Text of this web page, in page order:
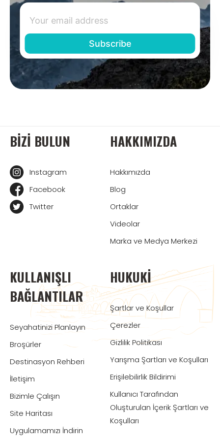
BIZI BULUN
Instagram
Facebook
Twitter
HAKKIMIZDA
Hakkımızda
Blog
Ortaklar
Videolar
Marka ve Medya Merkezi
KULLANIŞLI
BAĞLANTILAR
Seyahatinizi Planlayın
Broşürler
Destinasyon Rehberi
İletişim
Bizimle Çalışın
Site Haritası
Uygulamamızı İndirin
HUKUKI
Şartlar ve Koşullar
Çerezler
Gizlilik Politikası
Yarışma Şartları ve Koşulları
Erişilebilirlik Bildirimi
Kullanıcı Tarafından
Oluşturulan İçerik Şartları ve
Koşulları